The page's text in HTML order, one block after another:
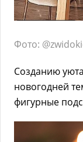
Фото:
Созданию
новогодней
фигурные